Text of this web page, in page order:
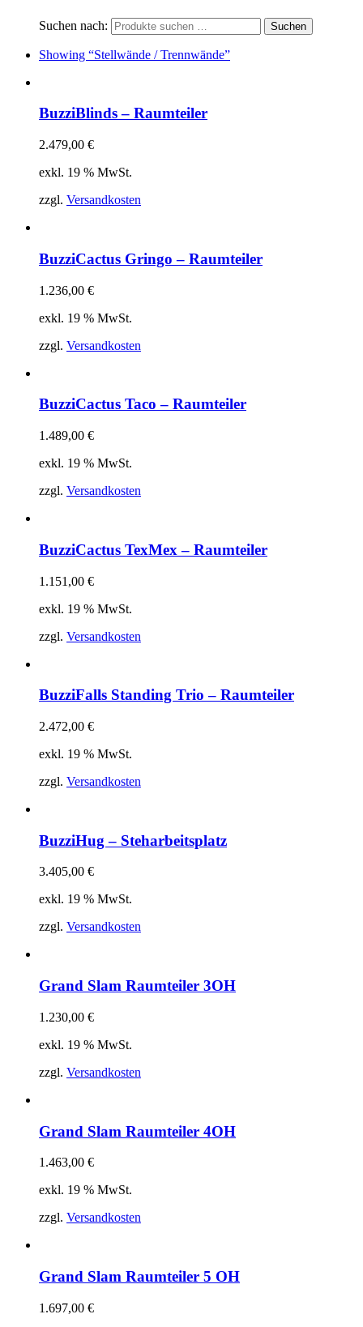
Suchen nach:
Showing “Stellwände / Trennwände”
BuzziBlinds – Raumteiler
2.479,00 €
exkl. 19 % MwSt.
zzgl. Versandkosten
BuzziCactus Gringo – Raumteiler
1.236,00 €
exkl. 19 % MwSt.
zzgl. Versandkosten
BuzziCactus Taco – Raumteiler
1.489,00 €
exkl. 19 % MwSt.
zzgl. Versandkosten
BuzziCactus TexMex – Raumteiler
1.151,00 €
exkl. 19 % MwSt.
zzgl. Versandkosten
BuzziFalls Standing Trio – Raumteiler
2.472,00 €
exkl. 19 % MwSt.
zzgl. Versandkosten
BuzziHug – Steharbeitsplatz
3.405,00 €
exkl. 19 % MwSt.
zzgl. Versandkosten
Grand Slam Raumteiler 3OH
1.230,00 €
exkl. 19 % MwSt.
zzgl. Versandkosten
Grand Slam Raumteiler 4OH
1.463,00 €
exkl. 19 % MwSt.
zzgl. Versandkosten
Grand Slam Raumteiler 5 OH
1.697,00 €